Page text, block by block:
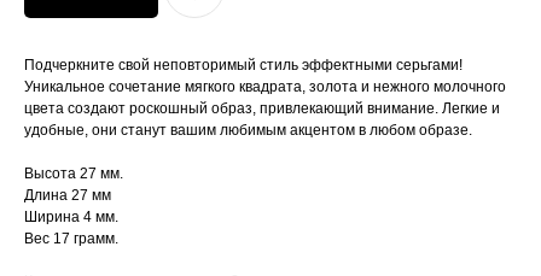
Подчеркните свой неповторимый стиль эффектными серьгами!
Уникальное сочетание мягкого квадрата, золота и нежного молочного
цвета создают роскошный образ, привлекающий внимание. Легкие и
удобные, они станут вашим любимым акцентом в любом образе.
Высота 27 мм.
Длина 27 мм
Ширина 4 мм.
Вес 17 грамм.